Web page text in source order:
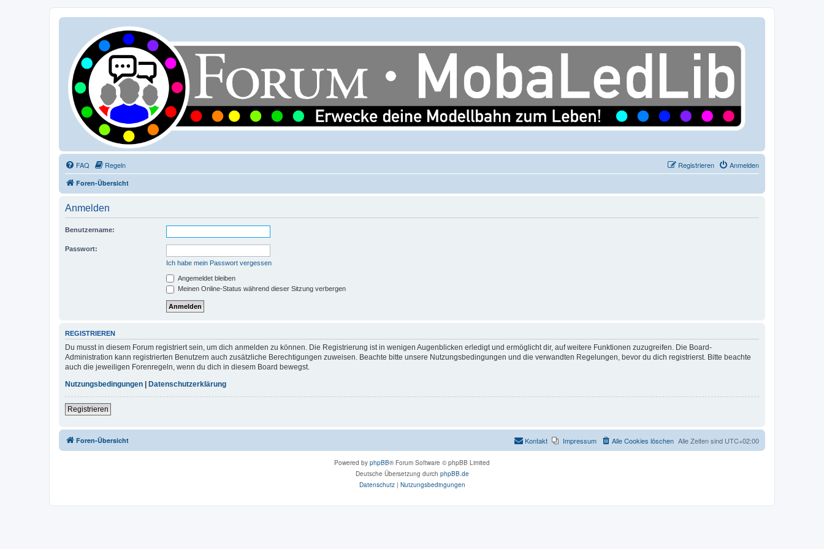
FAQ Regeln Anmelden
Registrieren
Foren-Übersicht
Anmelden
Benutzername:
Passwort:
Ich habe mein Passwort vergessen
Angemeldet bleiben
Meinen Online-Status während dieser Sitzung verbergen
REGISTRIEREN
Du musst in diesem Forum registriert sein, um dich anmelden zu können. Die Registrierung ist in wenigen Augenblicken erledigt und ermöglicht dir, auf weitere Funktionen zuzugreifen. Die Board-
Administration kann registrierten Benutzern auch zusätzliche Berechtigungen zuweisen. Beachte bitte unsere Nutzungsbedingungen und die verwandten Regelungen, bevor du dich registrierst. Bitte beachte
auch die jeweiligen Forenregeln, wenn du dich in diesem Board bewegst.
Nutzungsbedingungen
Datenschutzerklärung
Registrieren
Foren-Übersicht Alle Zeiten sind UTC+02:00
Alle Cookies löschen
Impressum
Kontakt
Powered by phpBB® Forum Software © phpBB Limited
Deutsche Übersetzung durch phpBB.de
Datenschutz| Nutzungsbedingungen